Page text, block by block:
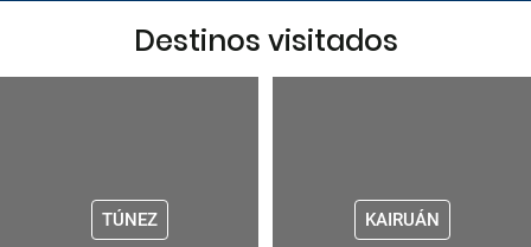
Destinos visitados
TÚNEZ KAIRUÁN